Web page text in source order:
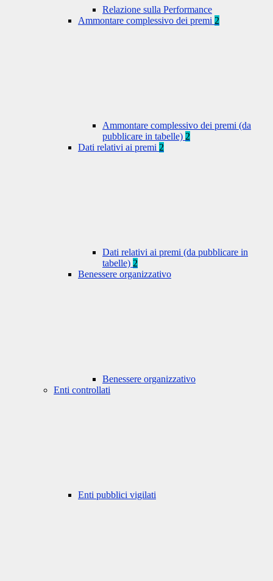
Relazione sulla Performance
Ammontare complessivo dei premi 2
Ammontare complessivo dei premi (da
pubblicare in tabelle) 2
Dati relativi ai premi 2
Dati relativi ai premi (da pubblicare in
tabelle) 2
Benessere organizzativo
Benessere organizzativo
Enti controllati
Enti pubblici vigilati